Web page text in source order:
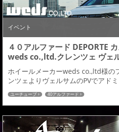
イベント
４０アルファード DEPORTE
weds co.,ltd.クレンツェ ヴェ
ホイールメーカーweds co.,ltd様の
ンツェよりヴェルサムのPVでアド
ドデモカーを使用していただいた
させていただきます。 ４０アルフ
ンド【DEPORTE】■フロントハー
リヤハーフスポイラーデュアル出
トップスポイラー■フ...
ユーチューブ 40アルファード